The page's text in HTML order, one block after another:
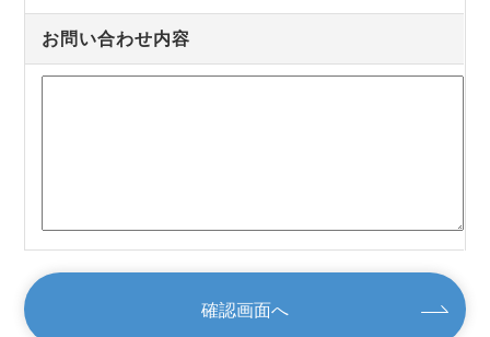
お問い合わせ内容